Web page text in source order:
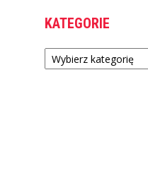
KATEGORIE
Kategorie